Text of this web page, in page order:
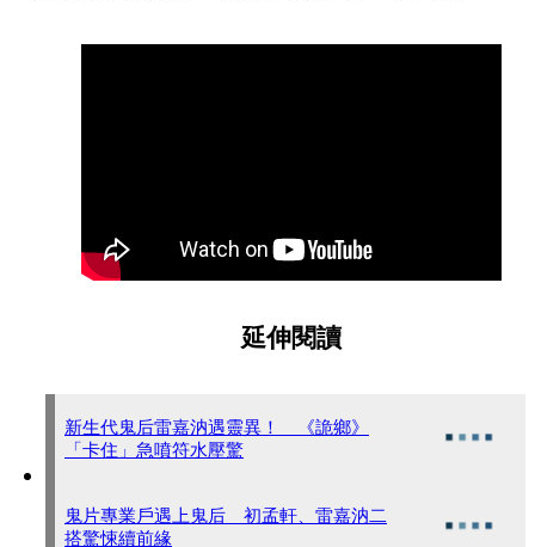
延伸閱讀
新生代鬼后雷嘉汭遇靈異！ 《詭鄉》
「卡住」急噴符水壓驚
鬼片專業戶遇上鬼后 初孟軒、雷嘉汭二
搭驚悚續前緣